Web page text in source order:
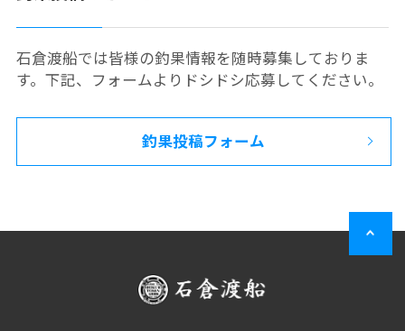
石倉渡船では皆様の釣果情報を随時募集しておりま
す。下記、フォームよりドシドシ応募してください。
釣果投稿フォーム